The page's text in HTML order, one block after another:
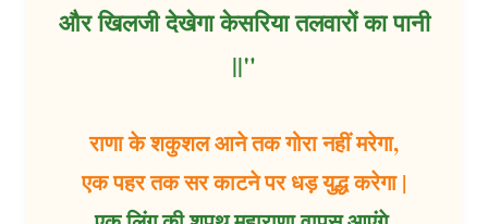
और खिलजी देखेगा केसरिया तलवारों का पानी
||"
राणा के शकुशल आने तक गोरा नहीं मरेगा,
एक पहर तक सर काटने पर धड़ युद्ध करेगा |